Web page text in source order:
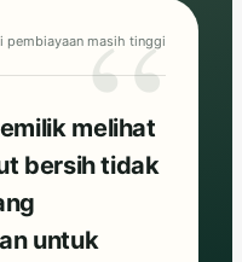
pembiayaan masih tinggi
melihat
bersih tidak
untuk